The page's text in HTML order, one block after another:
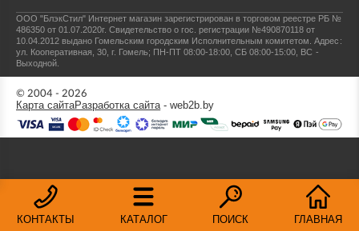
КОНТАКТЫ КАТАЛОГ ПОИСК ГЛАВНАЯ
ООО "БлэкСтил" Интернет магазин зарегистрирован в торговом реестре РБ №
486350 от 01.07.2020г.Свидетельство о гос. регистрации №490870118 от
10.04.2012 выдано Гомельским городским Исполнительным комитетом.Адрес:
ул. Кооперативная, 30, г. Гомель; ПН-ПТ 08:00-18:00, СБ 08:00-15:00, ВС -
Выходной.
© 2004 - 2026
Карта сайтаРазработка сайта- web2b.by